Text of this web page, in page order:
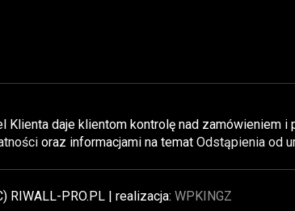
Klienta daje klientom kontrolę nad zamówieniem
oraz informacjami na temat Odstąpienia od
RIWALL-PRO.PL | realizacja: WPKINGZ